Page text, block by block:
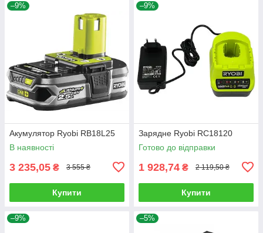
–9%
Акумулятор Ryobi RB18L25
В наявності
3 235,05 ₴ 3 555 ₴
Купити
–9%
Зарядне Ryobi RC18120
Готово до відправки
1 928,74 ₴ 2 119,50 ₴
Купити
–9% –5%